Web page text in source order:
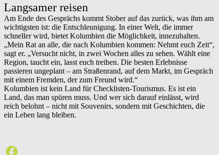
Langsamer reisen
Am Ende des Gesprächs kommt Stober auf das zurück, was ihm am
wichtigsten ist: die Entschleunigung. In einer Welt, die immer
schneller wird, bietet Kolumbien die Möglichkeit, innezuhalten.
„Mein Rat an alle, die nach Kolumbien kommen: Nehmt euch Zeit“,
sagt er. „Versucht nicht, in zwei Wochen alles zu sehen. Wählt eine
Region, taucht ein, lasst euch treiben. Die besten Erlebnisse
passieren ungeplant – am Straßenrand, auf dem Markt, im Gespräch
mit einem Fremden, der zum Freund wird.“
Kolumbien ist kein Land für Checklisten-Tourismus. Es ist ein
Land, das man spüren muss. Und wer sich darauf einlässt, wird
reich belohnt – nicht mit Souvenirs, sondern mit Geschichten, die
ein Leben lang bleiben.